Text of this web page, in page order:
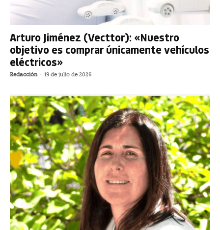
Arturo Jiménez (Vecttor): «Nuestro
objetivo es comprar únicamente vehículos
eléctricos»
Redacción - 19 de julio de 2026